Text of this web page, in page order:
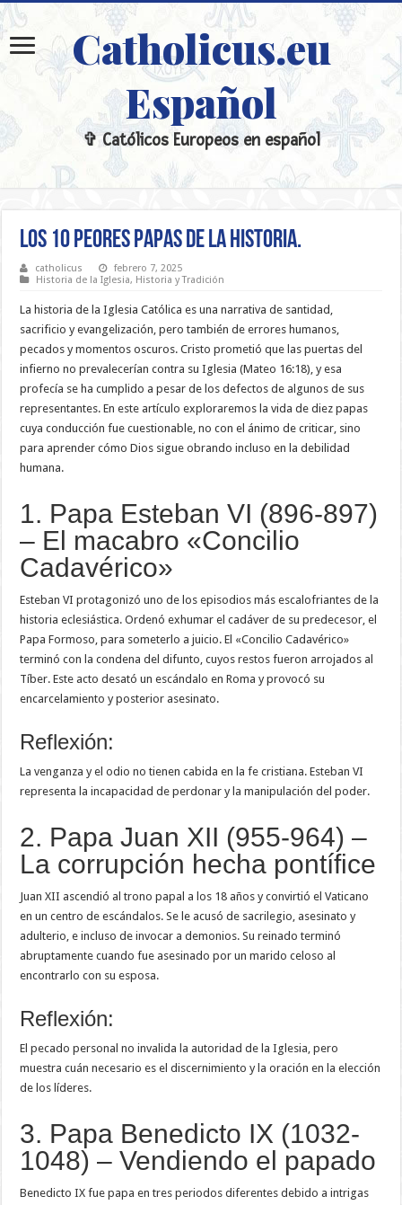
Catholicus.eu
Español
✞ Católicos Europeos en español
Los 10 peores Papas de la historia.
catholicus
febrero 7, 2025
Historia de la Iglesia, Historia y Tradición
La historia de la Iglesia Católica es una narrativa de santidad,
sacrificio y evangelización, pero también de errores humanos,
pecados y momentos oscuros. Cristo prometió que las puertas del
infierno no prevalecerían contra su Iglesia (Mateo 16:18), y esa
profecía se ha cumplido a pesar de los defectos de algunos de sus
representantes. En este artículo exploraremos la vida de diez papas
cuya conducción fue cuestionable, no con el ánimo de criticar, sino
para aprender cómo Dios sigue obrando incluso en la debilidad
humana.
1. Papa Esteban VI (896-897)
– El macabro «Concilio
Cadavérico»
Esteban VI protagonizó uno de los episodios más escalofriantes de la
historia eclesiástica. Ordenó exhumar el cadáver de su predecesor, el
Papa Formoso, para someterlo a juicio. El «Concilio Cadavérico»
terminó con la condena del difunto, cuyos restos fueron arrojados al
Tíber. Este acto desató un escándalo en Roma y provocó su
encarcelamiento y posterior asesinato.
Reflexión:
La venganza y el odio no tienen cabida en la fe cristiana. Esteban VI
representa la incapacidad de perdonar y la manipulación del poder.
2. Papa Juan XII (955-964) –
La corrupción hecha pontífice
Juan XII ascendió al trono papal a los 18 años y convirtió el Vaticano
en un centro de escándalos. Se le acusó de sacrilegio, asesinato y
adulterio, e incluso de invocar a demonios. Su reinado terminó
abruptamente cuando fue asesinado por un marido celoso al
encontrarlo con su esposa.
Reflexión:
El pecado personal no invalida la autoridad de la Iglesia, pero
muestra cuán necesario es el discernimiento y la oración en la elección
de los líderes.
3. Papa Benedicto IX (1032-
1048) – Vendiendo el papado
Benedicto IX fue papa en tres periodos diferentes debido a intrigas